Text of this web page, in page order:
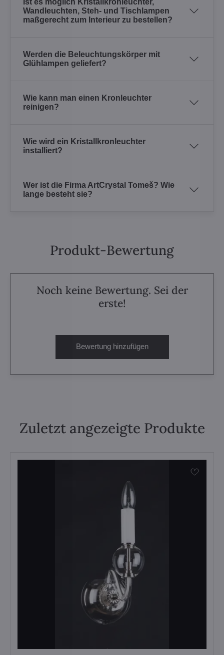
Wandleuchten, Steh- und Tischlampen
maßgerecht zum Interieur zu bestellen?
Werden die Beleuchtungskörper mit
Glühlampen geliefert?
Wie kann man einen Kronleuchter
reinigen?
Wie wird ein Kristallkronleuchter
installiert?
Wer ist die Firma ArtCrystal Tomeš? Wie
lange besteht sie?
Produkt-Bewertung
Noch keine Bewertung. Sei der
erste!
Bewertung hinzufügen
Zuletzt angezeigte Produkte